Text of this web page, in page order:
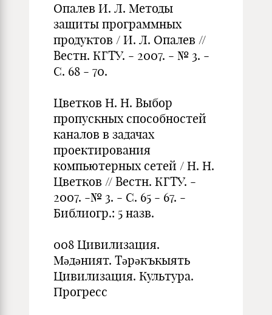
Опалев И. Л. Методы
защиты программных
продуктов / И. Л. Опалев //
Вестн. КГТУ. - 2007. - № 3. -
С. 68 - 70.
Цветков Н. Н. Выбор
пропускных способностей
каналов в задачах
проектирования
компьютерных сетей / Н. Н.
Цветков // Вестн. КГТУ. -
2007. -№ 3. - С. 65 - 67. -
Библиогр.: 5 назв.
008 Цивилизация.
Мәдәният. Тәрәкъкыять
Цивилизация. Культура.
Прогресс